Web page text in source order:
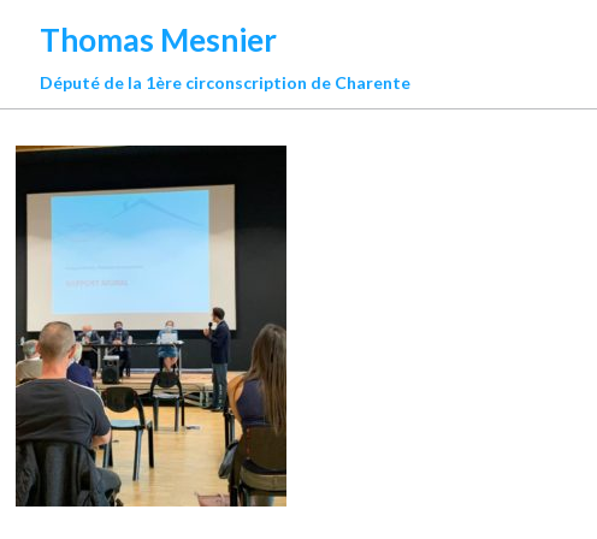
Thomas Mesnier
Député de la 1ère circonscription de Charente